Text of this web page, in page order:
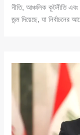
নীতি, আঞ্চলিক কূটনীতি এবং
জন্ম দিয়েছে, যা